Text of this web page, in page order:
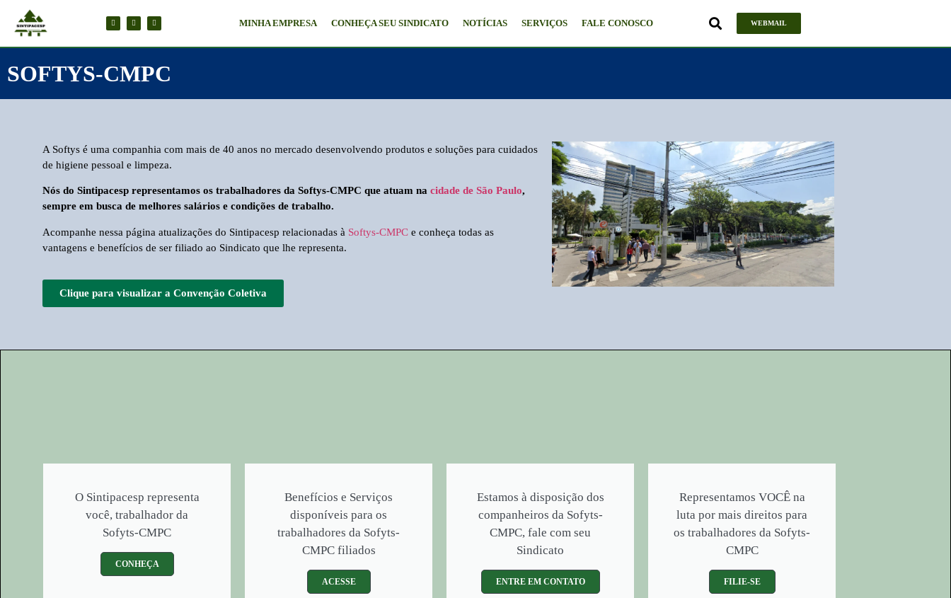
MINHA EMPRESA CONHEÇA SEU SINDICATO NOTÍCIAS SERVIÇOS FALE CONOSCO WEBMAIL
SOFTYS-CMPC
A Softys é uma companhia com mais de 40 anos no mercado desenvolvendo produtos e soluções para cuidados
de higiene pessoal e limpeza.
Nós do Sintipacesp representamos os trabalhadores da Softys-CMPC que atuam na cidade de São Paulo,
sempre em busca de melhores salários e condições de trabalho.
Acompanhe nessa página atualizações do Sintipacesp relacionadas à Softys-CMPC e conheça todas as
vantagens e benefícios de ser filiado ao Sindicato que lhe representa.
Clique para visualizar a Convenção Coletiva
O Sintipacesp representa
você, trabalhador da
Sofyts-CMPC
CONHEÇA
Benefícios e Serviços
disponíveis para os
trabalhadores da Sofyts-
CMPC filiados
ACESSE
Estamos à disposição dos
companheiros da Sofyts-
CMPC, fale com seu
Sindicato
ENTRE EM CONTATO
Representamos VOCÊ na
luta por mais direitos para
os trabalhadores da Sofyts-
CMPC
FILIE-SE